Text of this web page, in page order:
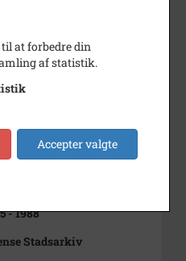
punk-gruppe med rødder i
Møldrup – guitar, kor
Borby – trommer
- 1988
Stadsarkiv
at forbedre din
af statistik.
Accepter valgte